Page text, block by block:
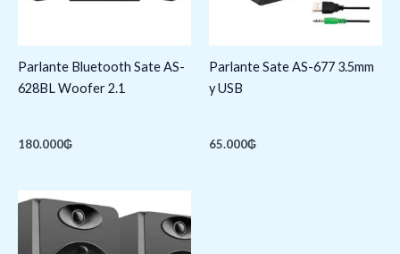
Parlante Bluetooth Sate AS-
628BL Woofer 2.1
180.000₲
Parlante Sate AS-677 3.5mm
y USB
65.000₲